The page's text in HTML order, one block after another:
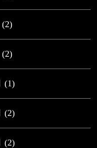
(2)
(2)
(1)
(2)
(2)